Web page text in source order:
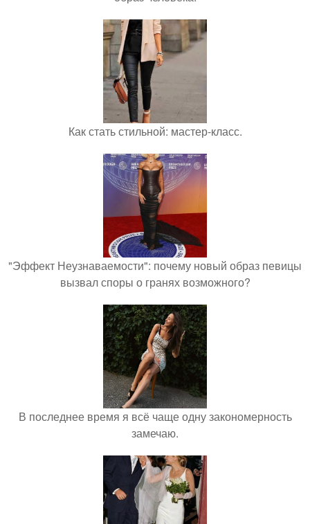
Как стать стильной: мастер-класс.
"Эффект Неузнаваемости": почему новый образ певицы
вызвал споры о гранях возможного?
В последнее время я всё чаще одну закономерность
замечаю.